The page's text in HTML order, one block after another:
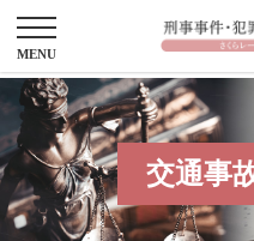
交通事